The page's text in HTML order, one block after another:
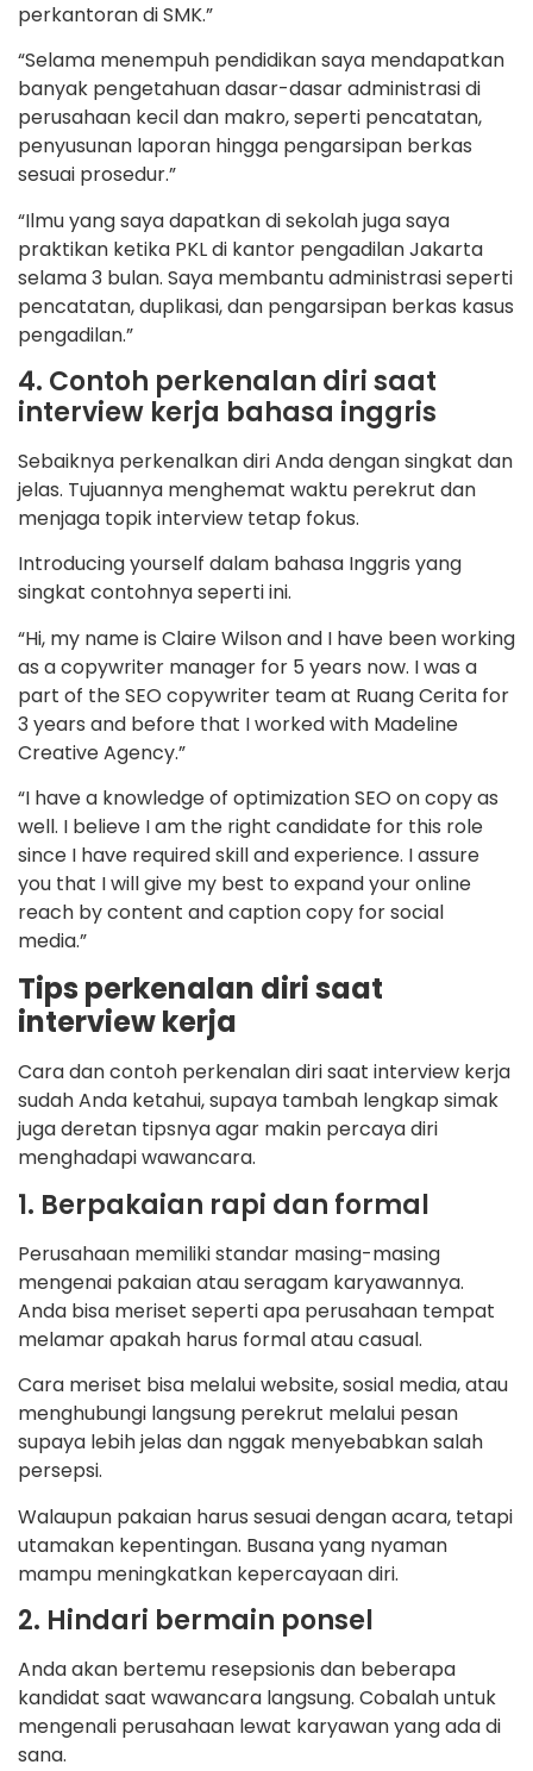
perkantoran di SMK.”
“Selama menempuh pendidikan saya mendapatkan
banyak pengetahuan dasar-dasar administrasi di
perusahaan kecil dan makro, seperti pencatatan,
penyusunan laporan hingga pengarsipan berkas
sesuai prosedur.”
“Ilmu yang saya dapatkan di sekolah juga saya
praktikan ketika PKL di kantor pengadilan Jakarta
selama 3 bulan. Saya membantu administrasi seperti
pencatatan, duplikasi, dan pengarsipan berkas kasus
pengadilan.”
4. Contoh perkenalan diri saat
interview kerja bahasa inggris
Sebaiknya perkenalkan diri Anda dengan singkat dan
jelas. Tujuannya menghemat waktu perekrut dan
menjaga topik interview tetap fokus.
Introducing yourself dalam bahasa Inggris yang
singkat contohnya seperti ini.
“Hi, my name is Claire Wilson and I have been working
as a copywriter manager for 5 years now. I was a
part of the SEO copywriter team at Ruang Cerita for
3 years and before that I worked with Madeline
Creative Agency.”
“I have a knowledge of optimization SEO on copy as
well. I believe I am the right candidate for this role
since I have required skill and experience. I assure
you that I will give my best to expand your online
reach by content and caption copy for social
media.”
Tips perkenalan diri saat
interview kerja
Cara dan contoh perkenalan diri saat interview kerja
sudah Anda ketahui, supaya tambah lengkap simak
juga deretan tipsnya agar makin percaya diri
menghadapi wawancara.
1. Berpakaian rapi dan formal
Perusahaan memiliki standar masing-masing
mengenai pakaian atau seragam karyawannya.
Anda bisa meriset seperti apa perusahaan tempat
melamar apakah harus formal atau casual.
Cara meriset bisa melalui website, sosial media, atau
menghubungi langsung perekrut melalui pesan
supaya lebih jelas dan nggak menyebabkan salah
persepsi.
Walaupun pakaian harus sesuai dengan acara, tetapi
utamakan kepentingan. Busana yang nyaman
mampu meningkatkan kepercayaan diri.
2. Hindari bermain ponsel
Anda akan bertemu resepsionis dan beberapa
kandidat saat wawancara langsung. Cobalah untuk
mengenali perusahaan lewat karyawan yang ada di
sana.